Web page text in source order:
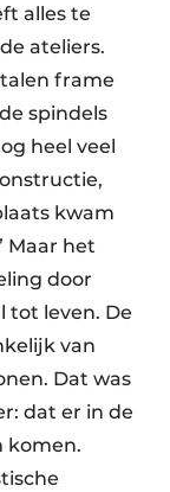
alles te
ateliers.
frame
spindels
heel veel
kwam
Maar het
door
tot leven. De
van
Dat was
dat er in de
komen.